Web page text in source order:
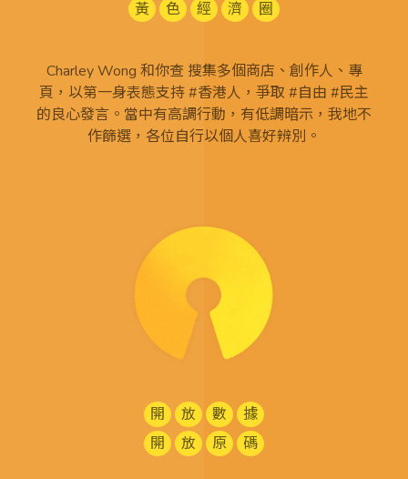
黃 色 經 濟 圈
Charley Wong 和你查 搜集多個商店、創作人、專
頁，以第一身表態支持 #香港人，爭取 #自由 #民主
的良心發言。當中有高調行動，有低調暗示，我地不
作篩選，各位自行以個人喜好辨別。
開 放 數
據
開
放 原 碼